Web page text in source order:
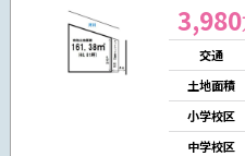
3,980
交通
土地面積
小学校区
中学校区